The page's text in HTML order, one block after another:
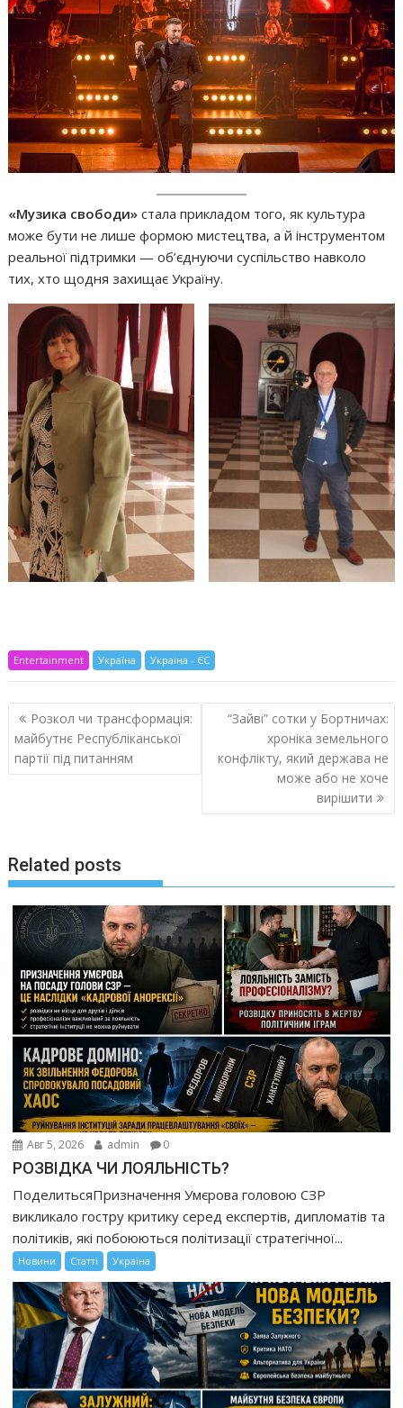
«Музика свободи» стала прикладом того, як культура
може бути не лише формою мистецтва, а й інструментом
реальної підтримки — об’єднуючи суспільство навколо
тих, хто щодня захищає Україну.
Entertainment Україна Україна - ЄС
Навигация
по
записям
Розкол чи трансформація:
майбутнє Республіканської
партії під питанням
“Зайві” сотки у Бортничах:
хроніка земельного
конфлікту, який держава не
може або не хоче
вирішити
Related posts
Авг 5, 2026 admin 0
РОЗВІДКА ЧИ ЛОЯЛЬНІСТЬ?
ПоделитьсяПризначення Умєрова головою СЗР
викликало гостру критику серед експертів, дипломатів та
політиків, які побоюються політизації стратегічної...
Новини Статті Україна